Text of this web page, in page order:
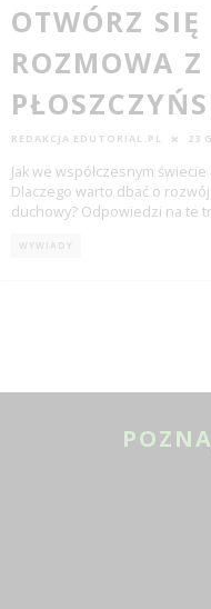
OTWÓRZ
ROZMOWA
REDAKCJA EDUTORIAL.PL 23
Jak we współczesnym
Dlaczego warto dbać o
duchowy? Odpowiedzi na te tr
WYWIADY